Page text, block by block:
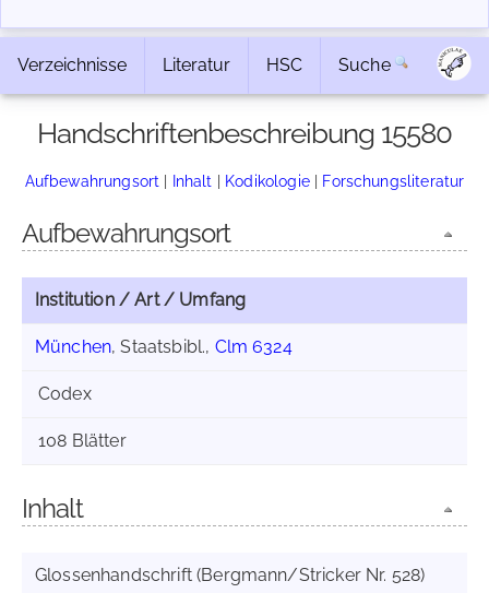
Verzeichnisse Literatur HSC Suche
Handschriftenbeschreibung 15580
Aufbewahrungsort | Inhalt | Kodikologie| Forschungsliteratur
Aufbewahrungsort
Institution / Art / Umfang
München, Staatsbibl., Clm 6324
Codex
108 Blätter
Inhalt
Glossenhandschrift (Bergmann/Stricker Nr. 528)